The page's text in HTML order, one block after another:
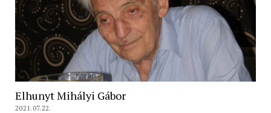
Elhunyt Mihályi Gábor
2021.07.22.